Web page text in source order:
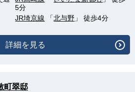
5分
JR埼京線 「北与野 」 徒歩4分
詳細を見る
町翠邸